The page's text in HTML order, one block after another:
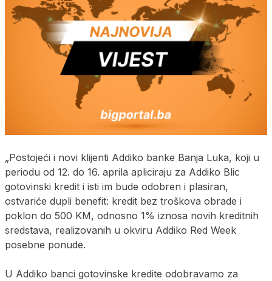
„Postojeći i novi klijenti Addiko banke Banja Luka, koji u
periodu od 12. do 16. aprila apliciraju za Addiko Blic
gotovinski kredit i isti im bude odobren i plasiran,
ostvariće dupli benefit: kredit bez troškova obrade i
poklon do 500 KM, odnosno 1% iznosa novih kreditnih
sredstava, realizovanih u okviru Addiko Red Week
posebne ponude.
U Addiko banci gotovinske kredite odobravamo za